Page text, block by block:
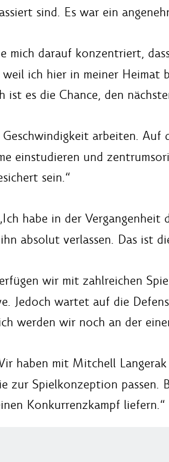
sind. Es war ein
mich darauf konzentriert,
ich hier in meiner Heimat
ist es die Chance, den
arbeiten.
einstudieren und
sein.“
habe in der
absolut verlassen. Das ist
wir mit zahlreichen
Jedoch wartet auf die
werden wir noch an der
haben mit Mitchell
zur Spielkonzeption
Konkurrenzkampf liefern.“